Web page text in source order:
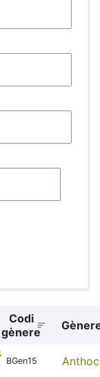
Codi
gènere
BGen15